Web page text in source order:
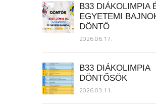
B33 DIÁKOLIMPIA
EGYETEMI
DÖNTŐ
2026.06.17.
B33 DIÁKOLIMPIA
DÖNTŐSÖK
2026.03.11.